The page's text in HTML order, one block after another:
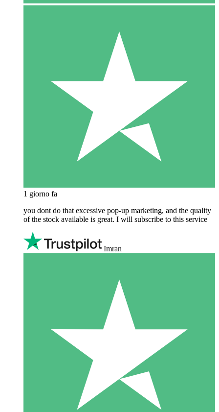
1 giorno fa
you dont do that excessive pop-up marketing, and the quality
of the stock available is great. I will subscribe to this service
Imran